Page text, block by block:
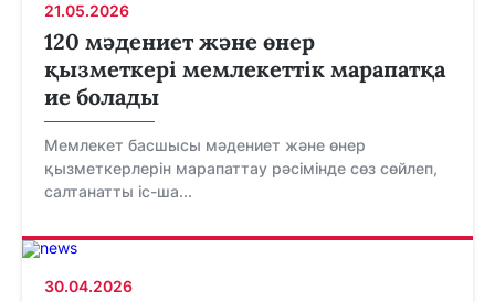
21.05.2026
120 мәдениет және өнер
қызметкері мемлекеттік марапатқа
ие болады
Мемлекет басшысы мәдениет және өнер
қызметкерлерін марапаттау рәсімінде сөз сөйлеп,
салтанатты іс-ша...
30.04.2026